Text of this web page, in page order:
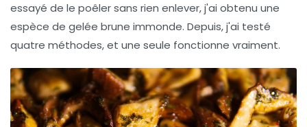
essayé de le poêler sans rien enlever, j'ai obtenu une
espèce de gelée brune immonde. Depuis, j'ai testé
quatre méthodes, et une seule fonctionne vraiment.